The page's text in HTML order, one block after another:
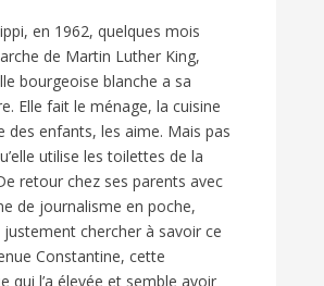
en 1962, quelques mois
de Martin Luther King,
bourgeoise blanche a sa
Elle fait le ménage, la cuisine
des enfants, les aime. Mais pas
utilise les toilettes de la
retour chez ses parents avec
de journalisme en poche,
justement chercher à savoir ce
Constantine, cette
qui l’a élevée et semble avoir